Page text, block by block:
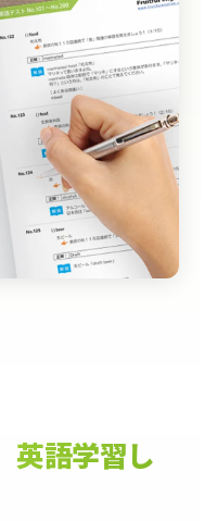
英語学習し